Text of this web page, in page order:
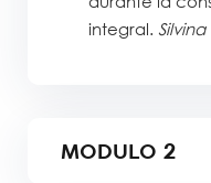
integral.
MODULO 2